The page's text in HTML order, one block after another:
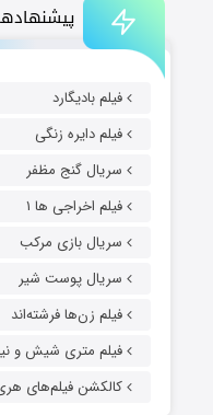
فیلم بادیگارد
فیلم دایره زنگی
سریال گنج مظفر
فیلم اخراجی ها ۱
سریال بازی مرکب
سریال پوست شیر
فیلم زن‌ها فرشته‌اند
فیلم متری شیش و
کالکشن فیلم‌های